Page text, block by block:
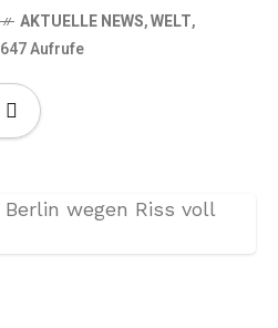
AKTUELLE NEWS,WELT,
647 Aufrufe